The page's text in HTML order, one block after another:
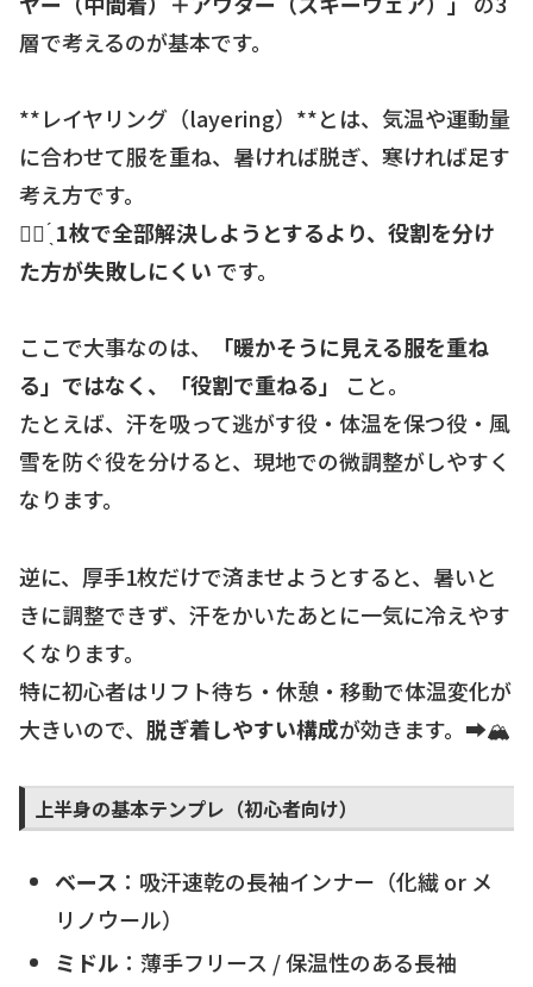
層で考えるのが基本です。
**レイヤリング（layering）**とは、気温や運動量
に合わせて服を重ね、暑ければ脱ぎ、寒ければ足す
考え方です。
☝🏻 ̖́1枚で全部解決しようとするより、役割を分け
た方が失敗しにくい です。
ここで大事なのは、
「暖かそうに見える服を重ね
る」ではなく、「役割で重ねる」
こと。
たとえば、汗を吸って逃がす役・体温を保つ役・風
雪を防ぐ役を分けると、現地での微調整がしやすく
なります。
逆に、厚手1枚だけで済ませようとすると、暑いと
きに調整できず、汗をかいたあとに一気に冷えやす
くなります。
特に初心者はリフト待ち・休憩・移動で体温変化が
大きいので、 脱ぎ着しやすい構成が効きます。➡️🏔️
上半身の基本テンプレ（初心者向け）
ベース ：吸汗速乾の長袖インナー（化繊 or メ
リノウール）
ミドル ：薄手フリース / 保温性のある長袖